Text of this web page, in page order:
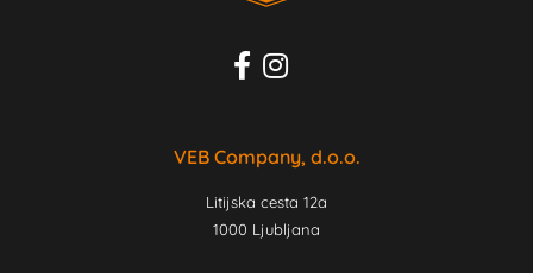
VEB Company, d.o.o.
Litijska cesta 12a
1000 Ljubljana